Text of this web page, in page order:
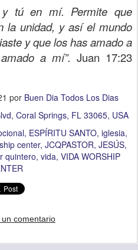
y tú en mí. Permite que
la unidad, y así el mundo
y que los has amado a
a mí”. Juan 17:23
por Buen Dia Todos Los Dias
Coral Springs, FL 33065, USA
ESPÍRITU SANTO iglesia
center JCQPASTOR JESÚS
quintero vida VIDA WORSHIP
un comentario